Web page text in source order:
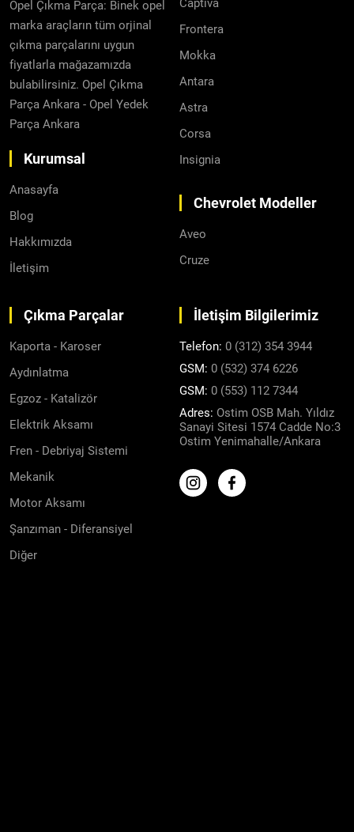
Opel Çıkma Parça: Binek opel
marka araçların tüm orjinal
çıkma parçalarını uygun
fiyatlarla mağazamızda
bulabilirsiniz. Opel Çıkma
Parça Ankara - Opel Yedek
Parça Ankara
Kurumsal
Anasayfa
Blog
Hakkımızda
İletişim
Captiva
Frontera
Mokka
Antara
Astra
Corsa
Insignia
Chevrolet Modeller
Aveo
Cruze
Çıkma Parçalar
Kaporta - Karoser
Aydınlatma
Egzoz - Katalizör
Elektrik Aksamı
Fren - Debriyaj Sistemi
Mekanik
Motor Aksamı
Şanzıman - Diferansiyel
Diğer
İletişim Bilgilerimiz
Telefon: 0 (312) 354 3944
GSM: 0 (532) 374 6226
GSM: 0 (553) 112 7344
Adres: Ostim OSB Mah. Yıldız
Sanayi Sitesi 1574 Cadde No:3
Ostim Yenimahalle/Ankara